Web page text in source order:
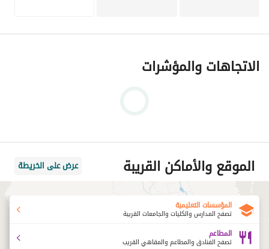
الاتجاهات والمؤشرات
الموقع والأماكن القريبة عرض على الخريطة
المؤسسات التعليمية
تصفح المدارس والكليات والجامعات القريبة
المطاعم
تصفح الفنادق والمطاعم والمقاهي القريب